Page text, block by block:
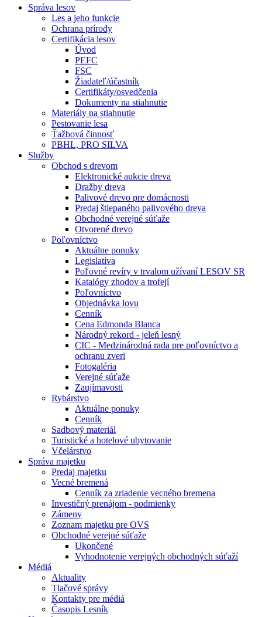
Správa lesov
Les a jeho funkcie
Ochrana prírody
Certifikácia lesov
Úvod
PEFC
FSC
Žiadateľ/účastník
Certifikáty/osvedčenia
Dokumenty na stiahnutie
Materiály na stiahnutie
Pestovanie lesa
Ťažbová činnosť
PBHL, PRO SILVA
Služby
Obchod s drevom
Elektronické aukcie dreva
Dražby dreva
Palivové drevo pre domácnosti
Predaj štiepaného palivového dreva
Obchodné verejné súťaže
Otvorené drevo
Poľovníctvo
Aktuálne ponuky
Legislatíva
Poľovné revíry v trvalom užívaní LESOV SR
Katalógy zhodov a trofejí
Poľovníctvo
Objednávka lovu
Cenník
Cena Edmonda Blanca
Národný rekord - jeleň lesný
CIC - Medzinárodná rada pre poľovníctvo a
ochranu zveri
Fotogaléria
Verejné súťaže
Zaujímavosti
Rybárstvo
Aktuálne ponuky
Cenník
Sadbový materiál
Turistické a hotelové ubytovanie
Včelárstvo
Správa majetku
Predaj majetku
Vecné bremená
Cenník za zriadenie vecného bremena
Investičný prenájom - podmienky
Zámeny
Zoznam majetku pre OVS
Obchodné verejné súťaže
Ukončené
Vyhodnotenie verejných obchodných súťaží
Médiá
Aktuality
Tlačové správy
Kontakty pre médiá
Časopis Lesník